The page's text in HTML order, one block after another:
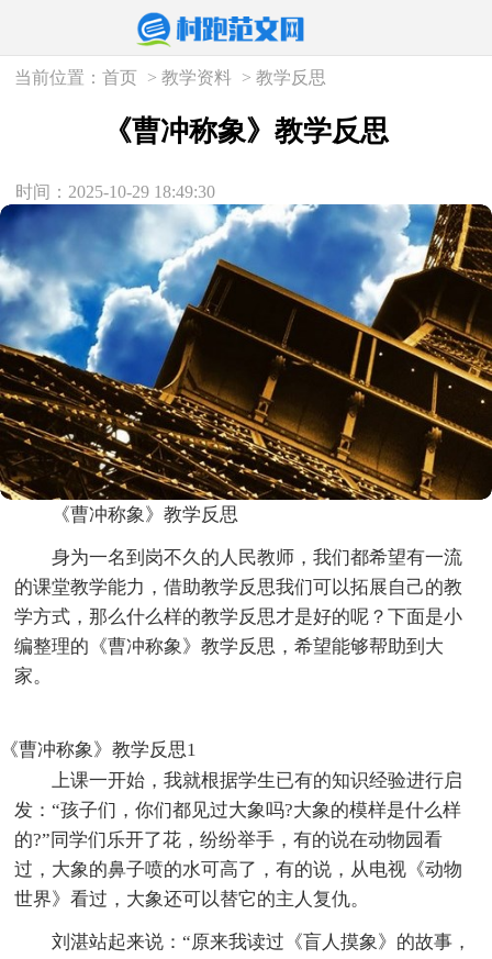
当前位置：首页 >教学资料 >教学反思
《曹冲称象》教学反思
时间：2025-10-29 18:49:30
《曹冲称象》教学反思
身为一名到岗不久的人民教师，我们都希望有一流
的课堂教学能力，借助教学反思我们可以拓展自己的教
学方式，那么什么样的教学反思才是好的呢？下面是小
编整理的《曹冲称象》教学反思，希望能够帮助到大
家。
《曹冲称象》教学反思1
上课一开始，我就根据学生已有的知识经验进行启
发：“孩子们，你们都见过大象吗?大象的模样是什么样
的?”同学们乐开了花，纷纷举手，有的说在动物园看
过，大象的鼻子喷的水可高了，有的说，从电视《动物
世界》看过，大象还可以替它的主人复仇。
刘湛站起来说：“原来我读过《盲人摸象》的故事，